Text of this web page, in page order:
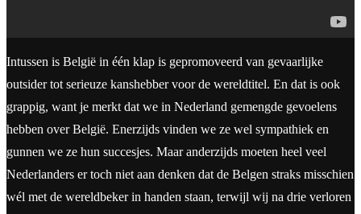
Intussen is België in één klap is gepromoveerd van gevaarlijke
outsider tot serieuze kanshebber voor de wereldtitel. En dat is ook
grappig, want je merkt dat we in Nederland gemengde gevoelens
hebben over België. Enerzijds vinden we ze wel sympathiek en
gunnen we ze hun succesjes. Maar anderzijds moeten heel veel
Nederlanders er toch niet aan denken dat de Belgen straks misschien
wél met de wereldbeker in handen staan, terwijl wij na drie verloren